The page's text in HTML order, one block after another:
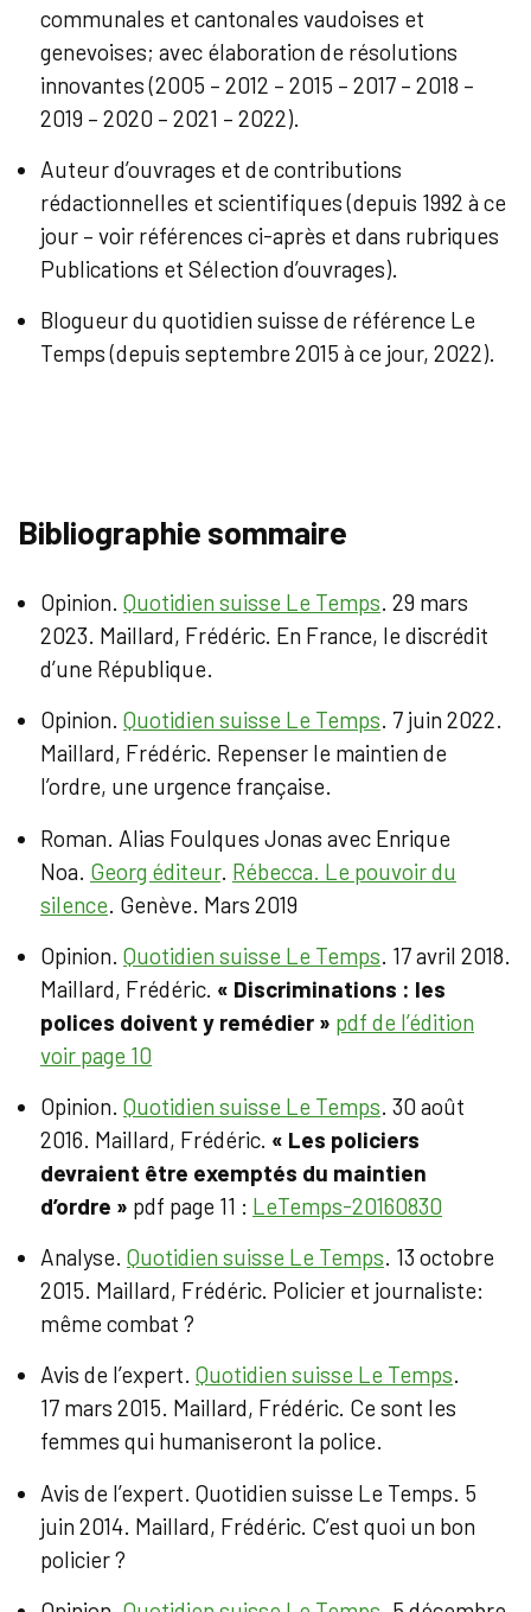
communales et cantonales vaudoises et
genevoises; avec élaboration de résolutions
innovantes (2005 – 2012 – 2015 – 2017 – 2018 –
2019 – 2020 – 2021 – 2022).
Auteur d’ouvrages et de contributions
rédactionnelles et scientifiques (depuis 1992 à ce
jour – voir références ci-après et dans rubriques
Publications et Sélection d’ouvrages).
Blogueur du quotidien suisse de référence Le
Temps (depuis septembre 2015 à ce jour, 2022).
Bibliographie sommaire
Opinion. Quotidien suisse Le Temps. 29 mars
2023. Maillard, Frédéric. En France, le discrédit
d’une République.
Opinion. Quotidien suisse Le Temps. 7 juin 2022.
Maillard, Frédéric. Repenser le maintien de
l’ordre, une urgence française.
Roman. Alias Foulques Jonas avec Enrique
Noa. Georg éditeur. Rébecca. Le pouvoir du
silence . Genève. Mars 2019
Opinion. Quotidien suisse Le Temps. 17 avril 2018.
Maillard, Frédéric. « Discriminations : les
polices doivent y remédier » pdf de l’édition
voir page 10
Opinion. Quotidien suisse Le Temps. 30 août
2016. Maillard, Frédéric. « Les policiers
devraient être exemptés du maintien
d’ordre » pdf page 11 : LeTemps-20160830
Analyse. Quotidien suisse Le Temps. 13 octobre
2015. Maillard, Frédéric. Policier et journaliste:
même combat ?
Avis de l’expert. Quotidien suisse Le Temps.
17 mars 2015. Maillard, Frédéric. Ce sont les
femmes qui humaniseront la police.
Avis de l’expert. Quotidien suisse Le Temps. 5
juin 2014. Maillard, Frédéric. C’est quoi un bon
policier ?